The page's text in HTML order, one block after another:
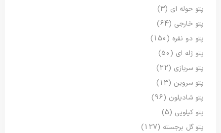
پتو حوله ای (3)
پتو خارجی (64)
پتو دو نفره (150)
پتو ژله ای (50)
پتو سربازی (22)
پتو سروین (13)
پتو شادیلون (96)
پتو کیلویی (5)
پتو گل برجسته (127)